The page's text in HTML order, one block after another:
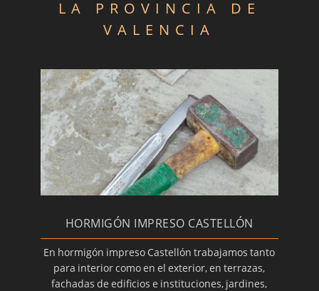
LA PROVINCIA DE
VALENCIA
HORMIGÓN IMPRESO CASTELLÓN
En hormigón impreso Castellón trabajamos tanto
para interior como en el exterior, en terrazas,
fachadas de edificios e instituciones, jardines,